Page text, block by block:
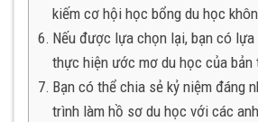
kiếm cơ hội học bổng du học
Nếu được lựa chọn lại, bạn có
thực hiện ước mơ du học của bản
Bạn có thể chia sẻ kỷ niệm đáng
trình làm hồ sơ du học với các